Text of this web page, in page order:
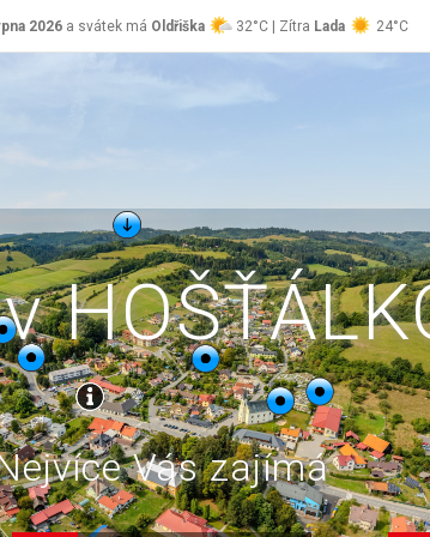
2026a svátek má Oldřiška 32°C | Zítra Lada 24°C
Vás zajímá